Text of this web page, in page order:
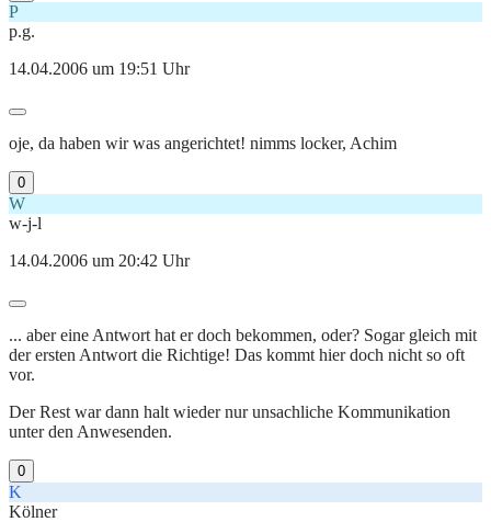
P
p.g.
14.04.2006 um 19:51 Uhr
oje, da haben wir was angerichtet! nimms locker, Achim
0
W
w-j-l
14.04.2006 um 20:42 Uhr
... aber eine Antwort hat er doch bekommen, oder? Sogar gleich mit
der ersten Antwort die Richtige! Das kommt hier doch nicht so oft
vor.
Der Rest war dann halt wieder nur unsachliche Kommunikation
unter den Anwesenden.
0
K
Kölner